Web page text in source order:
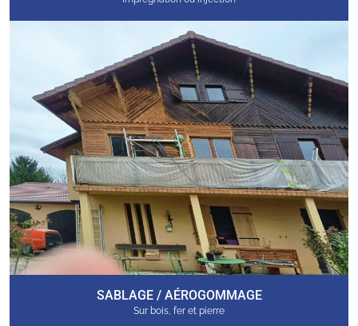
SABLAGE / AÉROGOMMAGE
Sur bois, fer et pierre